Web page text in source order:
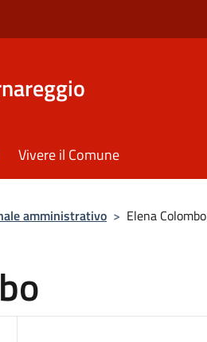
Vivere il Comune
amministrativo > Elena Colombo